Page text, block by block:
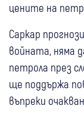
цените на
Саркар
войната, няма
петрола през
ще поддържа
въпреки